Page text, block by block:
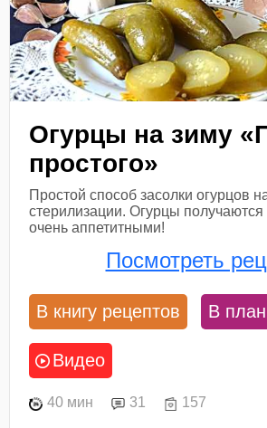
Огурцы на зиму
простого»
Простой способ засолки огурцов
стерилизации. Огурцы
очень аппетитными!
Посмотреть
В книгу рецептов В
Видео
40 мин 31 157